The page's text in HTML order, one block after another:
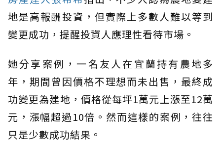
地是高報酬投資，但實際上多數人難以等到
變更成功，提醒投資人應理性看待市場。
她分享案例，一名友人在宜蘭持有農地多
年，期間曾因價格不理想而未出售，最終成
功變更為建地，價格從每坪1萬元上漲至12萬
元，漲幅超過10倍。然而這樣的案例，往往
只是少數成功結果。